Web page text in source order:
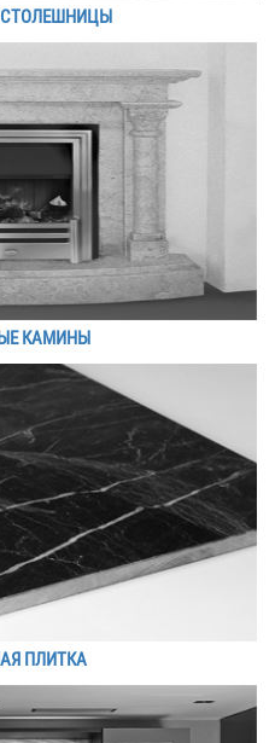
КАМИНЫ
ПЛИТКА